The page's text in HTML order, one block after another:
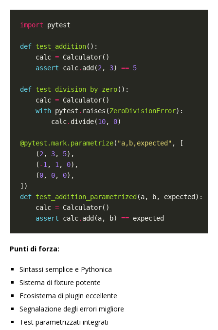
import
def test_addition
    calc
=
assert calc. add(2 , 3) == 5
def test_division_by_zero
    calc
=
with pytest . raises(ZeroDivisionError
        calc
. divide(10, 0
@pytest.mark.parametrize( "a,b,expected"
    (
2 , 3, 5
    (
-1 , 1 , 0
    (
0, 0, 0
def test_addition_parametrized
    calc
=
assert calc. add(a, b) ==
Punti di forza:
Sintassi semplice e Pythonica
Sistema di fixture potente
Ecosistema di plugin eccellente
Segnalazione degli errori migliore
Test parametrizzati integrati